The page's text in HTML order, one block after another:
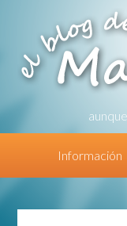
Información